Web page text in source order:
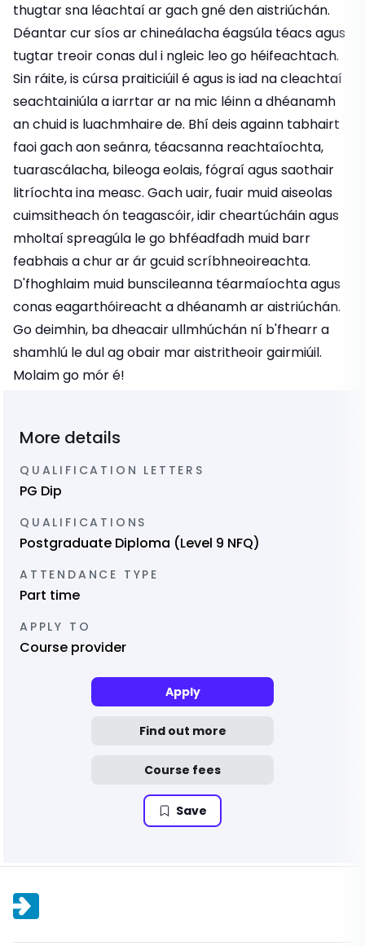
thugtar sna léachtaí ar gach gné den aistriúchán.
Déantar cur síos ar chineálacha éagsúla téacs agus
tugtar treoir conas dul i ngleic leo go héifeachtach.
Sin ráite, is cúrsa praiticiúil é agus is iad na cleachtaí
seachtainiúla a iarrtar ar na mic léinn a dhéanamh
an chuid is luachmhaire de. Bhí deis againn tabhairt
faoi gach aon seánra, téacsanna reachtaíochta,
tuarascálacha, bileoga eolais, fógraí agus saothair
litríochta ina measc. Gach uair, fuair muid aiseolas
cuimsitheach ón teagascóir, idir cheartúcháin agus
mholtaí spreagúla le go bhféadfadh muid barr
feabhais a chur ar ár gcuid scríbhneoireachta.
D'fhoghlaim muid bunscileanna téarmaíochta agus
conas eagarthóireacht a dhéanamh ar aistriúchán.
Go deimhin, ba dheacair ullmhúchán ní b'fhearr a
shamhlú le dul ag obair mar aistritheoir gairmiúil.
Molaim go mór é!
More details
QUALIFICATION LETTERS
PG Dip
QUALIFICATIONS
Postgraduate Diploma (Level 9 NFQ)
ATTENDANCE TYPE
Part time
APPLY TO
Course provider
Apply
Find out more
Course fees
Save